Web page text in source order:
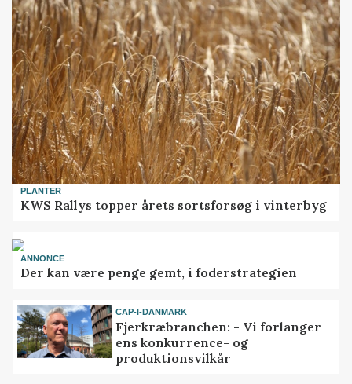
PLANTER
KWS Rallys topper årets sortsforsøg i vinterbyg
ANNONCE
Der kan være penge gemt, i foderstrategien
CAP-I-DANMARK
Fjerkræbranchen: - Vi forlanger
ens konkurrence- og
produktionsvilkår